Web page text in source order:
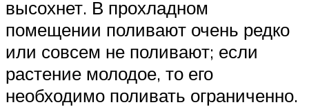
высохнет. В прохладном
помещении поливают очень редко
или совсем не поливают; если
растение молодое, то его
необходимо поливать ограниченно.